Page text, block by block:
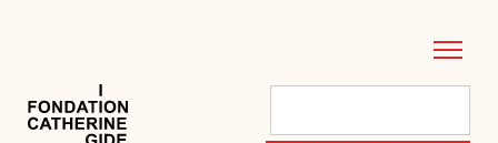
principal